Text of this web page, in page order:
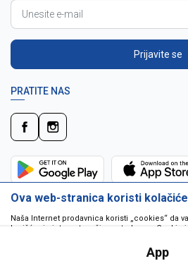
Prijavite se
PRATITE NAS
Ova web-stranica koristi kolačiće
Naša Internet prodavnica koristi „cookies“ da
korišćenje interneta vašim potrebama. Cookie
da pokrenu program ili da isporuče virus
jedinstveno dodeljeni vama, i jedino mogu biti
App